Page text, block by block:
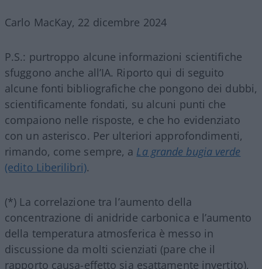
Carlo MacKay, 22 dicembre 2024
P.S.: purtroppo alcune informazioni scientifiche
sfuggono anche all’IA. Riporto qui di seguito
alcune fonti bibliografiche che pongono dei dubbi,
scientificamente fondati, su alcuni punti che
compaiono nelle risposte, e che ho evidenziato
con un asterisco. Per ulteriori approfondimenti,
rimando, come sempre, a La grande bugia verde
(edito Liberilibri).
(*) La correlazione tra l’aumento della
concentrazione di anidride carbonica e l’aumento
della temperatura atmosferica è messo in
discussione da molti scienziati (pare che il
rapporto causa-effetto sia esattamente invertito),